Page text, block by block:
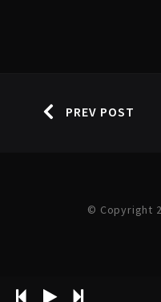
PREV POST
© Copyright